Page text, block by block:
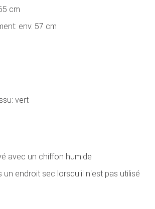
cm
env. 57 cm
vert
avec un chiffon humide
un endroit sec lorsqu'il n'est pas utilisé